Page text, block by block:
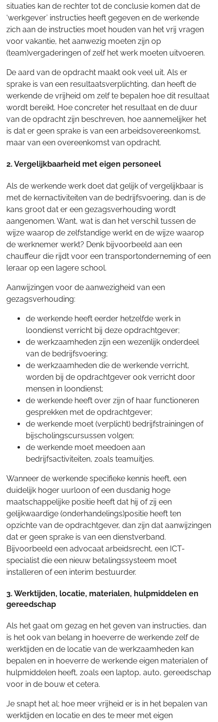
situaties kan de rechter tot de conclusie komen dat de
‘werkgever’ instructies heeft gegeven en de werkende
zich aan de instructies moet houden van het vrij vragen
voor vakantie, het aanwezig moeten zijn op
(team)vergaderingen of zelf het werk moeten uitvoeren.
De aard van de opdracht maakt ook veel uit. Als er
sprake is van een resultaatsverplichting, dan heeft de
werkende de vrijheid om zelf te bepalen hoe dit resultaat
wordt bereikt. Hoe concreter het resultaat en de duur
van de opdracht zijn beschreven, hoe aannemelijker het
is dat er geen sprake is van een arbeidsovereenkomst,
maar van een overeenkomst van opdracht.
2. Vergelijkbaarheid met eigen personeel
Als de werkende werk doet dat gelijk of vergelijkbaar is
met de kernactiviteiten van de bedrijfsvoering, dan is de
kans groot dat er een gezagsverhouding wordt
aangenomen. Want, wat is dan het verschil tussen de
wijze waarop de zelfstandige werkt en de wijze waarop
de werknemer werkt? Denk bijvoorbeeld aan een
chauffeur die rijdt voor een transportonderneming of een
leraar op een lagere school.
Aanwijzingen voor de aanwezigheid van een
gezagsverhouding:
de werkende heeft eerder hetzelfde werk in
loondienst verricht bij deze opdrachtgever;
de werkzaamheden zijn een wezenlijk onderdeel
van de bedrijfsvoering;
de werkzaamheden die de werkende verricht,
worden bij de opdrachtgever ook verricht door
mensen in loondienst;
de werkende heeft over zijn of haar functioneren
gesprekken met de opdrachtgever;
de werkende moet (verplicht) bedrijfstrainingen of
bijscholingscursussen volgen;
de werkende moet meedoen aan
bedrijfsactiviteiten, zoals teamuitjes.
Wanneer de werkende specifieke kennis heeft, een
duidelijk hoger uurloon of een dusdanig hoge
maatschappelijke positie heeft dat hij of zij een
gelijkwaardige (onderhandelings)positie heeft ten
opzichte van de opdrachtgever, dan zijn dat aanwijzingen
dat er geen sprake is van een dienstverband.
Bijvoorbeeld een advocaat arbeidsrecht, een ICT-
specialist die een nieuw betalingssysteem moet
installeren of een interim bestuurder.
3. Werktijden, locatie, materialen, hulpmiddelen en
gereedschap
Als het gaat om gezag en het geven van instructies, dan
is het ook van belang in hoeverre de werkende zelf de
werktijden en de locatie van de werkzaamheden kan
bepalen en in hoeverre de werkende eigen materialen of
hulpmiddelen heeft, zoals een laptop, auto, gereedschap
voor in de bouw et cetera.
Je snapt het al; hoe meer vrijheid er is in het bepalen van
werktijden en locatie en des te meer met eigen